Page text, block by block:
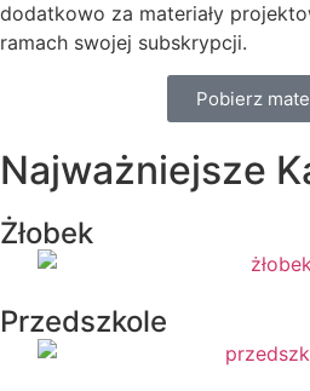
dodatkowo za materiały
ramach swojej subskrypcji.
Pobierz
Najważniejsze
Żłobek
Przedszkole